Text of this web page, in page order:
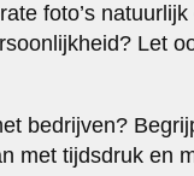
foto’s
Let
bedrijven?
met tijdsdruk en